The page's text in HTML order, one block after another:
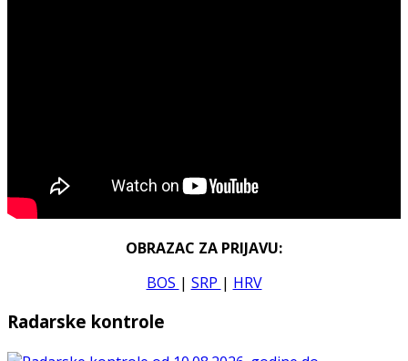
OBRAZAC ZA PRIJAVU:
BOS | SRP | HRV
Radarske kontrole